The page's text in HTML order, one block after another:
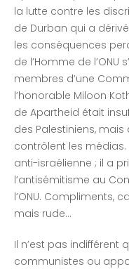
la lutte contre les
de Durban qui a
les conséquences
de l’Homme de l’ONU
membres d’une
l’honorable Miloon
de Apartheid était
des Palestiniens,
contrôlent les
anti-israélienne ; il a
l’antisémitisme au
l’ONU. Compliments,
mais rude…
Il n’est pas indifférent
communistes ou